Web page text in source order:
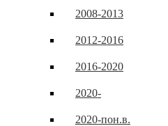
2008-2013
2012-2016
2016-2020
2020-
2020-пон.в.